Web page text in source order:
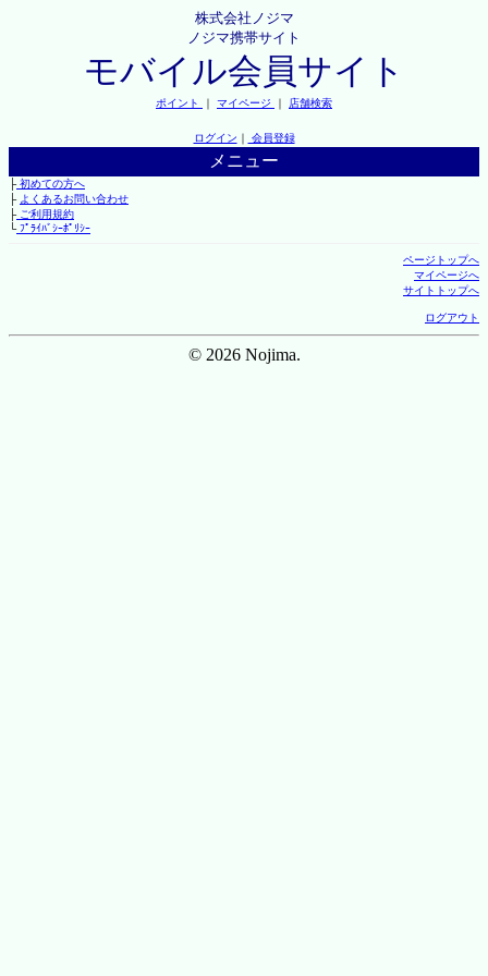
株式会社ノジマ
ノジマ携帯サイト
モバイル会員サイト
ポイント ｜ マイページ ｜ 店舗検索
ログイン ｜ 会員登録
メニュー
├初めての方へ
├ よくあるお問い合わせ
├ご利用規約
└ﾌﾟﾗｲﾊﾞｼｰﾎﾟﾘｼｰ
ページトップへ
マイページへ
サイトトップへ
ログアウト
© 2026 Nojima.